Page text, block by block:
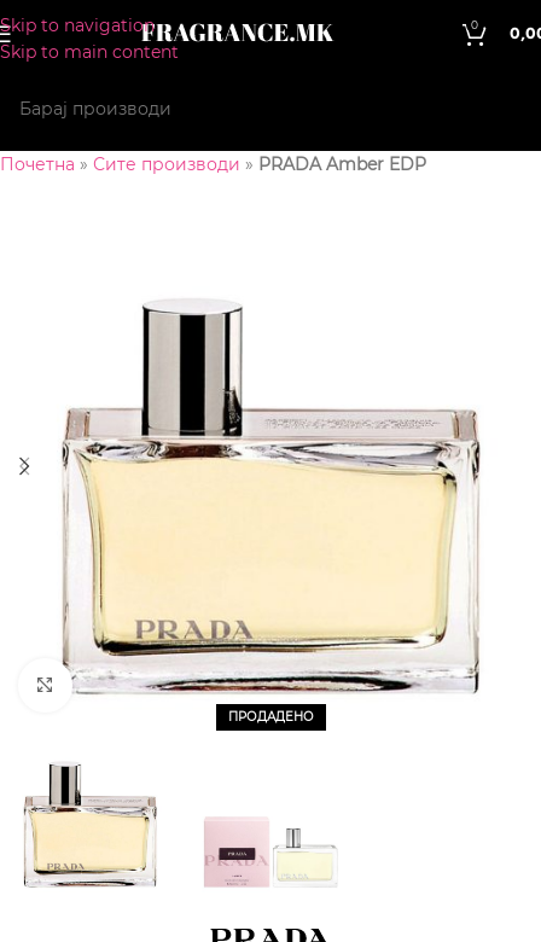
Skip to navigation
Skip to main content
0
Почетна » Сите производи » PRADA Amber EDP
ПРОДАДЕНО
CLICK TO ENLARGE